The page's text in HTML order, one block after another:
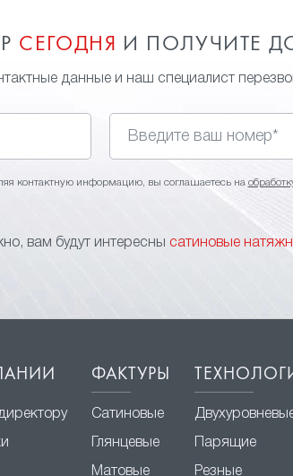
СЕГОДНЯ И ПОЛУЧИТЕ
данные и наш специалист
контактную информацию, вы соглашаетесь на
вам будут интересны сатиновые
ФАКТУРЫ
Сатиновые
Глянцевые
Матовые
Парящие
Резные